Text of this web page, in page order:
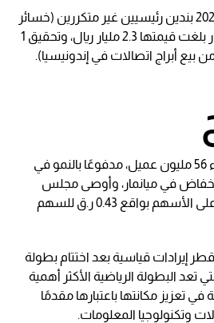
وتضمن صافي الربح في 2021 بندين رئيسيين غير متكررين (خسائر
انخفاض القيمة في ميانمار بلغت قيمتها 2.3 مليار ريال، وتحقيق 1
بيع أبراج اتصالات في إندونيسيا).
وبلغ العدد الموحد للعملاء 56 مليون عميل، مدفوعًا بالنمو في
في ميانمار، وأوصى مجلس
الإدارة بتوزيع أرباح نقدية على الأسهم بواقع 0.43 ر.ق للسهم
إيرادات قياسية بعد اختتام بطولة
تعد البطولة الرياضية الأكثر أهمية
تعزيز مكانتها باعتبارها مقدمًا
وتكنولوجيا المعلومات.